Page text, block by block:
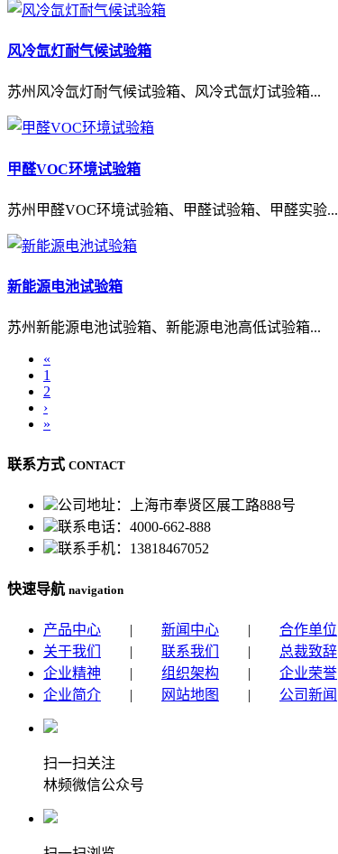
风冷氙灯耐气候试验箱
苏州风冷氙灯耐气候试验箱、风冷式氙灯试验箱...
甲醛VOC环境试验箱
苏州甲醛VOC环境试验箱、甲醛试验箱、甲醛实验...
新能源电池试验箱
苏州新能源电池试验箱、新能源电池高低试验箱...
«
1
2
›
»
联系方式 CONTACT
公司地址：上海市奉贤区展工路888号
联系电话：4000-662-888
联系手机：13818467052
快速导航 navigation
产品中心 | 新闻中心 | 合作单位
关于我们
| 联系我们 | 总裁致辞
企业精神 | 组织架构 | 企业荣誉
企业简介 | 网站地图 | 公司新闻
扫一扫关注
林频微信公众号